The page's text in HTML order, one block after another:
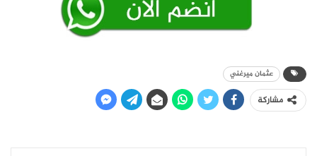
عثمان ميرغني
مشاركة